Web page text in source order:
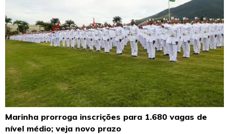
Marinha prorroga inscrições para 1.680 vagas de
nível médio; veja novo prazo